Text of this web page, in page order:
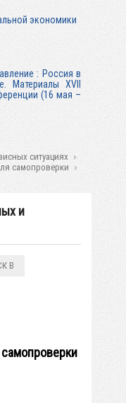
экономики
: Россия в
Материалы ХVII
(16 мая –
ситуациях
самопроверки
и
В